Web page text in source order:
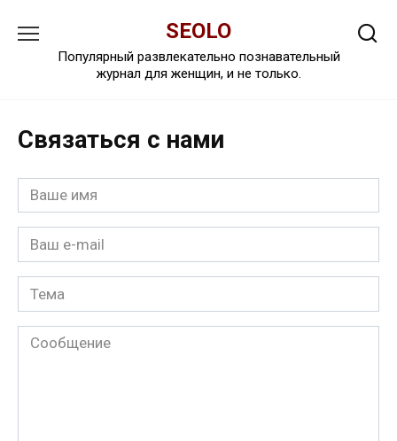
содержанию
SEOLO
Популярный развлекательно познавательный
журнал для женщин, и не только.
Связаться с нами